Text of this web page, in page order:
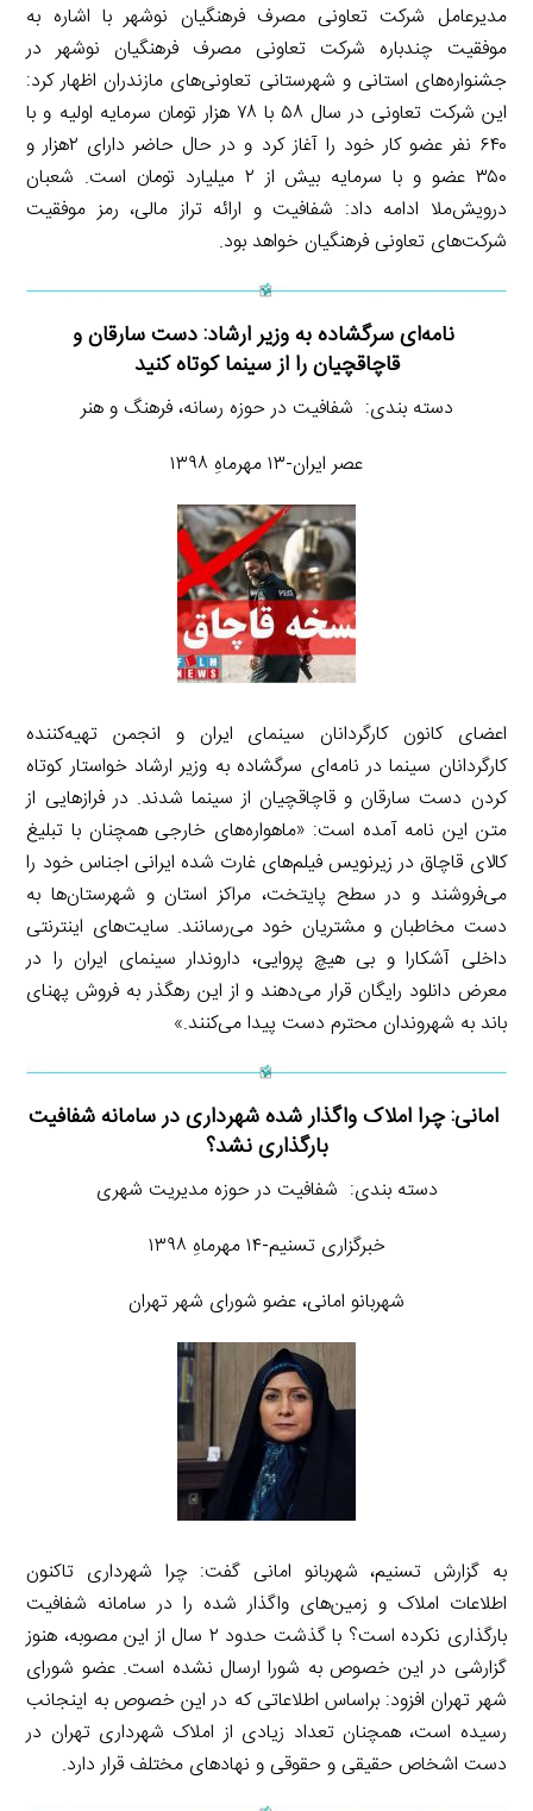
مدیرعامل شرکت تعاونی مصرف فرهنگیان نوشهر با اشاره به
موفقیت چندباره شرکت تعاونی مصرف فرهنگیان نوشهر در
جشنواره‌های استانی و شهرستانی تعاونی‌های مازندران اظهار کرد:
این شرکت تعاونی در سال ۵۸ با ۷۸ هزار تومان سرمایه اولیه و با
۶۴۰ نفر عضو کار خود را آغاز کرد و در حال حاضر دارای ۲هزار و
۳۵۰ عضو و با سرمایه بیش از ۲ میلیارد تومان است. شعبان
درویش‌ملا ادامه داد: شفافیت و ارائه تراز مالی، رمز موفقیت
شرکت‌های تعاونی فرهنگیان خواهد بود.
نامه‌ای سرگشاده به وزیر ارشاد: دست سارقان و
قاچاقچیان را از سینما کوتاه کنید
دسته بندی: شفافیت در حوزه رسانه، فرهنگ و هنر
عصر ایران-۱۳ مهرماهِ ۱۳۹۸
اعضای کانون کارگردانان سینمای ایران و انجمن تهیه‌کننده
کارگردانان سینما در نامه‌ای سرگشاده به وزیر ارشاد خواستار کوتاه
کردن دست سارقان و قاچاقچیان از سینما شدند. در فرازهایی از
متن این نامه آمده است: «ماهواره‌های خارجی همچنان با تبلیغ
کالای قاچاق در زیرنویس فیلم‌های غارت شده ایرانی اجناس خود را
می‌فروشند و در سطح پایتخت، مراکز استان و شهرستان‌ها به
دست مخاطبان و مشتریان خود می‌رسانند. سایت‌های اینترنتی
داخلی آشکارا و بی هیچ پروایی، داروندار سینمای ایران را در
معرض دانلود رایگان قرار می‌دهند و از این رهگذر به فروش پهنای
باند به شهروندان محترم دست پیدا می‌کنند.»
امانی: چرا املاک واگذار شده شهرداری در سامانه شفافیت
بارگذاری نشد؟
دسته بندی: شفافیت در حوزه مدیریت شهری
خبرگزاری تسنیم-۱۴ مهرماهِ ۱۳۹۸
شهربانو امانی، عضو شورای شهر تهران
به گزارش تسنیم، شهربانو امانی گفت: چرا شهرداری تاکنون
اطلاعات املاک و زمین‌های واگذار شده را در سامانه شفافیت
بارگذاری نکرده است؟ با گذشت حدود ۲ سال از این مصوبه، هنوز
گزارشی در این خصوص به شورا ارسال نشده است. عضو شورای
شهر تهران افزود: براساس اطلاعاتی که در این خصوص به اینجانب
رسیده است، همچنان تعداد زیادی از املاک شهرداری تهران در
دست اشخاص حقیقی و حقوقی و نهادهای مختلف قرار دارد.